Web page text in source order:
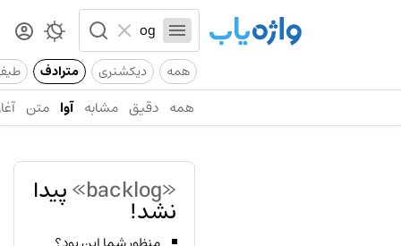
همه دیکشنری مترادف
همه دقیق مشابه آوا متن
«backlog» پیدا
نشد!